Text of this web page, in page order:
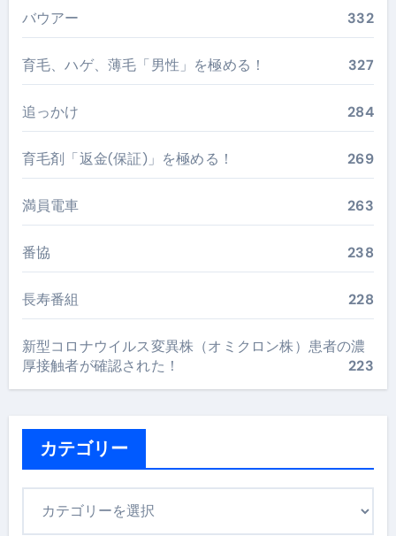
バウアー 332
育毛、ハゲ、薄毛「男性」を極める！ 327
追っかけ 284
育毛剤「返金(保証)」を極める！ 269
満員電車 263
番協 238
長寿番組 228
新型コロナウイルス変異株（オミクロン株）患者の濃
厚接触者が確認された！
223
カテゴリー